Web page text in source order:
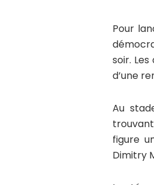
Pour
soir.
d’une
Au
figure
Dimitry